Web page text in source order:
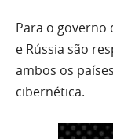
Para o governo
e Rússia são
ambos os
cibernética.